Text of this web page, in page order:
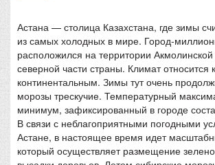
Астана — столица Казахстана, где зимы
из самых холодных в мире. Город-
расположился на территории Акмолинской
северной части страны. Климат относится
континентальным. Зимы тут очень
морозы трескучие. Температурный
минимум, зафиксированный в городе
В связи с неблагоприятными погодными
Астане, в настоящее время идет
который осуществляет размещение